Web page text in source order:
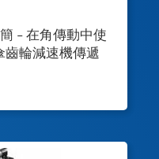
– 在角傳動中使
齒輪減速機傳遞